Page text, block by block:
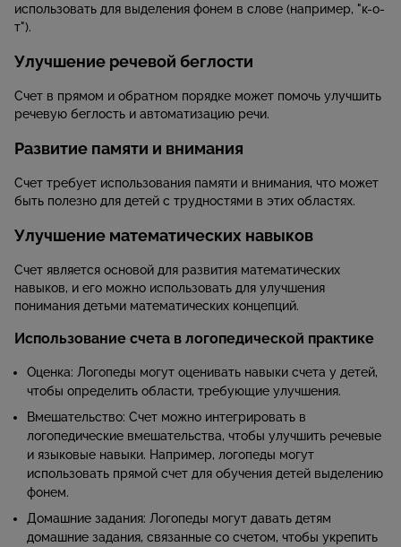
использовать для выделения фонем в слове (например, "к-о-
т").
Улучшение речевой беглости
Счет в прямом и обратном порядке может помочь улучшить
речевую беглость и автоматизацию речи.
Развитие памяти и внимания
Счет требует использования памяти и внимания, что может
быть полезно для детей с трудностями в этих областях.
Улучшение математических навыков
Счет является основой для развития математических
навыков, и его можно использовать для улучшения
понимания детьми математических концепций.
Использование счета в логопедической практике
Оценка: Логопеды могут оценивать навыки счета у детей,
чтобы определить области, требующие улучшения.
Вмешательство: Счет можно интегрировать в
логопедические вмешательства, чтобы улучшить речевые
и языковые навыки. Например, логопеды могут
использовать прямой счет для обучения детей выделению
фонем.
Домашние задания: Логопеды могут давать детям
домашние задания, связанные со счетом, чтобы укрепить